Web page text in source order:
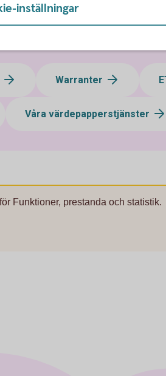
Warranter
Våra värdepapperstjänster
Funktioner, prestanda och statistik.
inställningar